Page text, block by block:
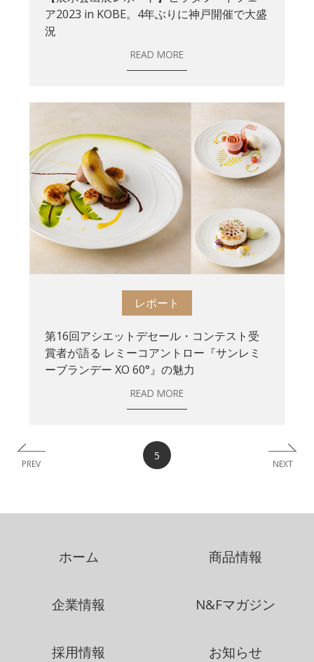
ア2023 in KOBE。4年ぶりに神戸開催で大盛
況
READ MORE
レポート
第16回アシエットデセール・コンテスト受
賞者が語る レミーコアントロー『サンレミ
ーブランデー XO 60°』の魅力
READ MORE
PREV
5
NEXT
ホーム 商品情報
企業情報 N&Fマガジン
採用情報 お知らせ